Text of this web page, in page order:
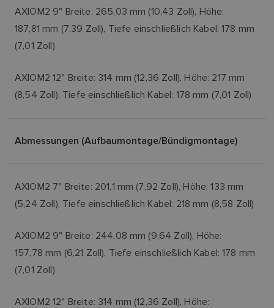
AXIOM2 9" Breite: 265,03 mm (10,43 Zoll), Höhe:
187,81 mm (7,39 Zoll), Tiefe einschließlich Kabel: 178 mm
(7,01 Zoll)
AXIOM2 12" Breite: 314 mm (12,36 Zoll), Höhe: 217 mm
(8,54 Zoll), Tiefe einschließlich Kabel: 178 mm (7,01 Zoll)
Abmessungen (Aufbaumontage/Bündigmontage)
AXIOM2 7" Breite: 201,1 mm (7,92 Zoll), Höhe: 133 mm
(5,24 Zoll), Tiefe einschließlich Kabel: 218 mm (8,58 Zoll)
AXIOM2 9" Breite: 244,08 mm (9,64 Zoll), Höhe:
157,78 mm (6,21 Zoll), Tiefe einschließlich Kabel: 178 mm
(7,01 Zoll)
AXIOM2 12" Breite: 314 mm (12,36 Zoll), Höhe: